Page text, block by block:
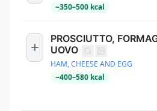
~350–500 kcal
PROSCIUTTO,
UOVO
HAM, CHEESE AND EGG
~400–580 kcal